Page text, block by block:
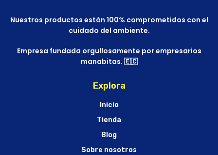
Nuestros productos están 100% comprometidos con el
cuidado del ambiente.
Empresa fundada orgullosamente por empresarios
manabitas. 🇪🇨
Explora
Inicio
Tienda
Blog
Sobre nosotros